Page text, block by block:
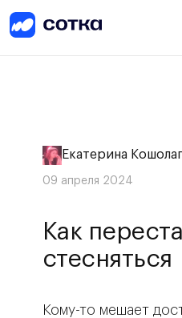
Екатерина
09 апреля 2024
Как
стесняться
Кому-то мешает